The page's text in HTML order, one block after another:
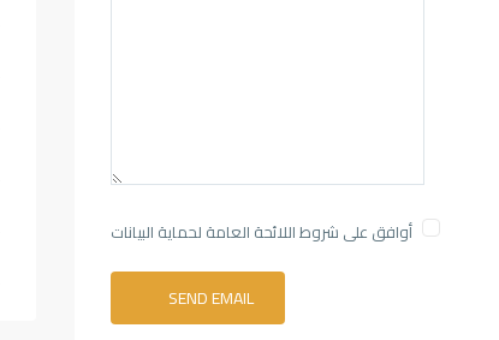
أوافق على شروط اللائحة العامة لحماية البيانات